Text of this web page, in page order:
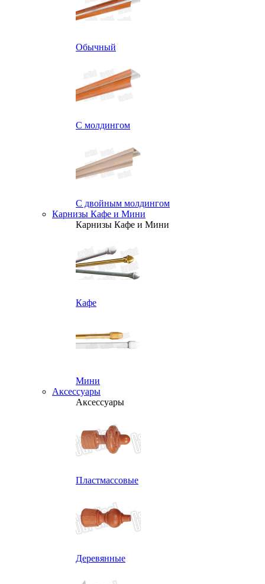
Обычный
С молдингом
С двойным молдингом
Карнизы Кафе и Мини
Карнизы Кафе и Мини
Кафе
Мини
Аксессуары
Аксессуары
Пластмассовые
Деревянные